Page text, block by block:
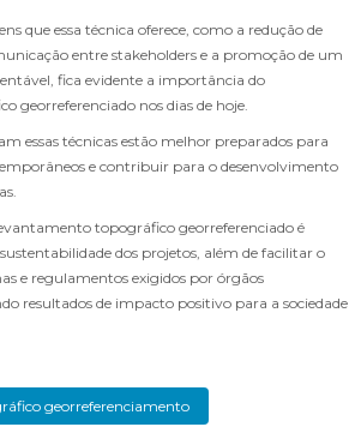
que essa técnica oferece, como a redução de
entre stakeholders e a promoção de um
fica evidente a importância do
georreferenciado nos dias de hoje.
essas técnicas estão melhor preparados para
e contribuir para o desenvolvimento
topográfico georreferenciado é
dos projetos, além de facilitar o
e regulamentos exigidos por órgãos
resultados de impacto positivo para a sociedade
georreferenciamento